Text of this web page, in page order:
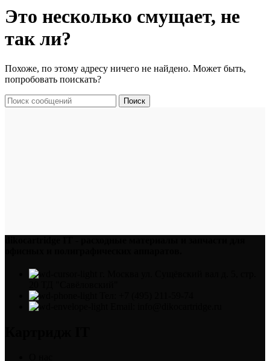
Это несколько смущает, не
так ли?
Похоже, по этому адресу ничего не найдено. Может быть,
попробовать поискать?
Поиск